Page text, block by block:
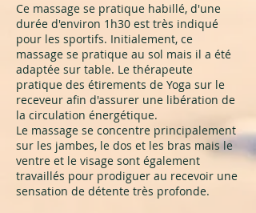
Ce massage se pratique habillé, d'une
durée d'environ 1h30 est très indiqué
pour les sportifs. Initialement, ce
massage se pratique au sol mais il a été
adaptée sur table. Le thérapeute
pratique des étirements de Yoga sur le
receveur afin d'assurer une libération de
la circulation énergétique.
Le massage se concentre principalement
sur les jambes, le dos et les bras mais le
ventre et le visage sont également
travaillés pour prodiguer au recevoir une
sensation de détente très profonde.